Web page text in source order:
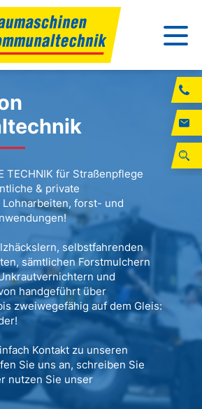
TECHNIK für Straßenpflege
& private
forst- und
selbstfahrenden
sämtlichen Forstmulchern
und
handgeführt über
zweiwegefähig auf dem Gleis:
Kontakt zu unseren
Sie uns an, schreiben Sie
nutzen Sie unser